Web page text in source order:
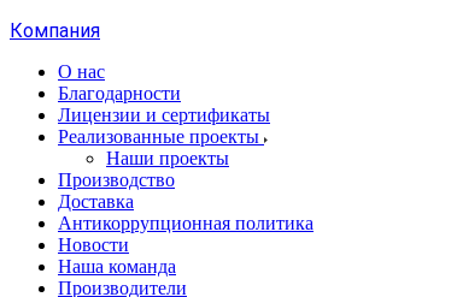
Компания
О нас
Благодарности
Лицензии и сертификаты
Реализованные проекты
Наши проекты
Производство
Доставка
Антикоррупционная политика
Новости
Наша команда
Производители